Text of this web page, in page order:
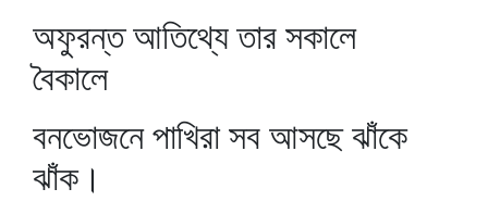
অফুরন্ত আতিথ্যে তার সকালে
বৈকালে
বনভোজনে পাখিরা সব আসছে ঝাঁকে
ঝাঁক।